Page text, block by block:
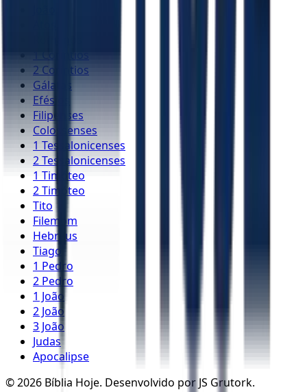
2 Coríntios
Gálatas
Efésios
Filipenses
Colossenses
1 Tessalonicenses
2 Tessalonicenses
1 Timóteo
2 Timóteo
Tito
Filemom
Hebreus
Tiago
1 Pedro
2 Pedro
1 João
2 João
3 João
Judas
Apocalipse
©2026 Bíblia Hoje. Desenvolvido por JS Grutork.